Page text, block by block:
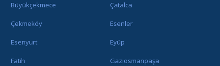
Büyükçekmece Çatalca
Çekmeköy Esenler
Esenyurt Eyüp
Fatih Gaziosmanpaşa